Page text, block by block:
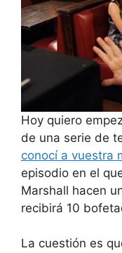
Hoy quiero
de una serie de
conocí a vuestra
episodio en el
Marshall hacen
recibirá 10
La cuestión es